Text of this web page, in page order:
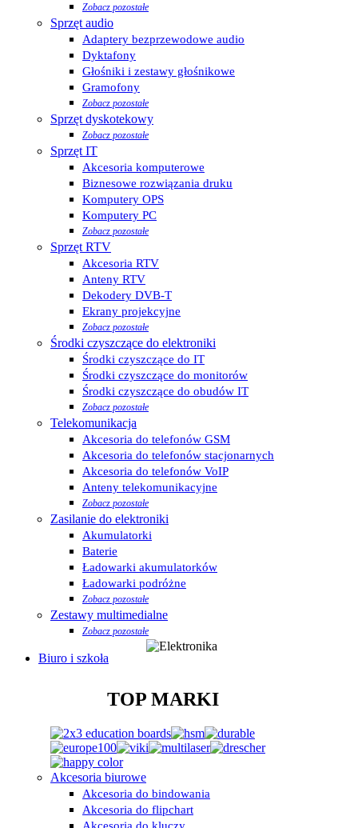
Zobacz pozostałe
Sprzęt audio
Adaptery bezprzewodowe audio
Dyktafony
Głośniki i zestawy głośnikowe
Gramofony
Zobacz pozostałe
Sprzęt dyskotekowy
Zobacz pozostałe
Sprzęt IT
Akcesoria komputerowe
Biznesowe rozwiązania druku
Komputery OPS
Komputery PC
Zobacz pozostałe
Sprzęt RTV
Akcesoria RTV
Anteny RTV
Dekodery DVB-T
Ekrany projekcyjne
Zobacz pozostałe
Środki czyszczące do elektroniki
Środki czyszczące do IT
Środki czyszczące do monitorów
Środki czyszczące do obudów IT
Zobacz pozostałe
Telekomunikacja
Akcesoria do telefonów GSM
Akcesoria do telefonów stacjonarnych
Akcesoria do telefonów VoIP
Anteny telekomunikacyjne
Zobacz pozostałe
Zasilanie do elektroniki
Akumulatorki
Baterie
Ładowarki akumulatorków
Ładowarki podróżne
Zobacz pozostałe
Zestawy multimedialne
Zobacz pozostałe
Biuro i szkoła
TOP MARKI
Akcesoria biurowe
Akcesoria do bindowania
Akcesoria do flipchart